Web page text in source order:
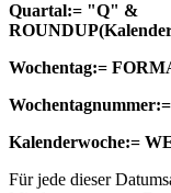
Quartal:= "Q" &
Wochentag:=
Kalenderwoche:=
Für jede dieser